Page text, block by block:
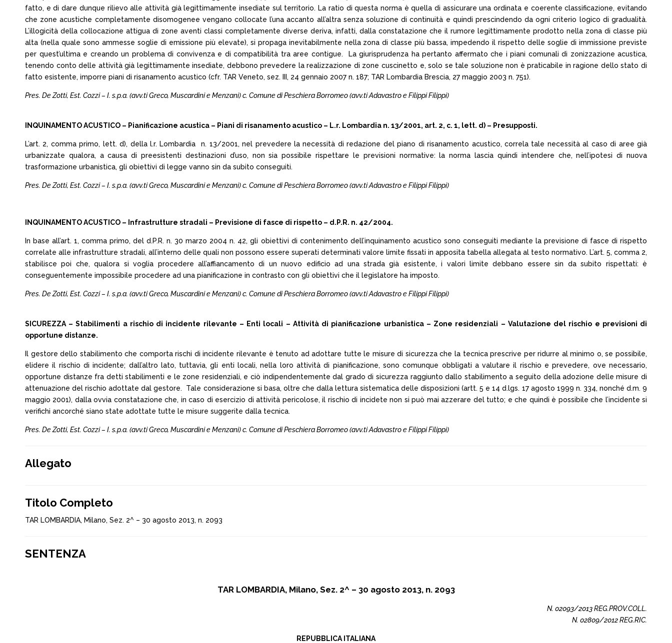
fatto, e di dare dunque rilievo alle attività già legittimamente insediate sul territorio. La ratio di questa norma è quella di assicurare una ordinata e coerente classificazione, evitando
che zone acustiche completamente disomogenee vengano collocate l’una accanto all’altra senza soluzione di continuità e quindi prescindendo da ogni criterio logico di gradualità.
L’illogicità della collocazione attigua di zone aventi classi completamente diverse deriva, infatti, dalla constatazione che il rumore legittimamente prodotto nella zona di classe più
alta (nella quale sono ammesse soglie di emissione più elevate), si propaga inevitabilmente nella zona di classe più bassa, impedendo il rispetto delle soglie di immissione previste
per quest’ultima e creando un problema di convivenza e di compatibilità tra aree contigue. La giurisprudenza ha pertanto affermato che i piani comunali di zonizzazione acustica,
tenendo conto delle attività già legittimamente insediate, debbono prevedere la realizzazione di zone cuscinetto e, solo se tale soluzione non è praticabile in ragione dello stato di
fatto esistente, imporre piani di risanamento acustico (cfr. TAR Veneto, sez. III, 24 gennaio 2007 n. 187; TAR Lombardia Brescia, 27 maggio 2003 n. 751).
Pres. De Zotti, Est. Cozzi – I. s.p.a. (avv.ti Greco, Muscardini e Menzani) c. Comune di Peschiera Borromeo (avv.ti Adavastro e Filippi Filippi)
INQUINAMENTO ACUSTICO – Pianificazione acustica – Piani di risanamento acustico – L.r. Lombardia n. 13/2001, art. 2, c. 1, lett. d) – Presupposti.
L’art. 2, comma primo, lett. d), della l.r. Lombardia n. 13/2001, nel prevedere la necessità di redazione del piano di risanamento acustico, correla tale necessità al caso di aree già
urbanizzate qualora, a causa di preesistenti destinazioni d’uso, non sia possibile rispettare le previsioni normative: la norma lascia quindi intendere che, nell’ipotesi di nuova
trasformazione urbanistica, gli obiettivi di legge vanno sin da subito conseguiti.
Pres. De Zotti, Est. Cozzi – I. s.p.a. (avv.ti Greco, Muscardini e Menzani) c. Comune di Peschiera Borromeo (avv.ti Adavastro e Filippi Filippi)
INQUINAMENTO ACUSTICO – Infrastrutture stradali – Previsione di fasce di rispetto – d.P.R. n. 42/2004.
In base all’art. 1, comma primo, del d.P.R. n. 30 marzo 2004 n. 42, gli obiettivi di contenimento dell’inquinamento acustico sono conseguiti mediante la previsione di fasce di rispetto
correlate alle infrastrutture stradali, all’interno delle quali non possono essere superati determinati valore limite fissati in apposita tabella allegata al testo normativo. L’art. 5, comma 2,
stabilisce poi che, qualora si voglia procedere all’affiancamento di un nuovo edificio ad una strada già esistente, i valori limite debbano essere sin da subito rispettati: è
conseguentemente impossibile procedere ad una pianificazione in contrasto con gli obiettivi che il legislatore ha imposto.
Pres. De Zotti, Est. Cozzi – I. s.p.a. (avv.ti Greco, Muscardini e Menzani) c. Comune di Peschiera Borromeo (avv.ti Adavastro e Filippi Filippi)
SICUREZZA – Stabilimenti a rischio di incidente rilevante – Enti locali – Attività di pianificazione urbanistica – Zone residenziali – Valutazione del rischio e previsioni di
opportune distanze.
Il gestore dello stabilimento che comporta rischi di incidente rilevante è tenuto ad adottare tutte le misure di sicurezza che la tecnica prescrive per ridurre al minimo o, se possibile,
elidere il rischio di incidente; dall’altro lato, tuttavia, gli enti locali, nella loro attività di pianificazione, sono comunque obbligati a valutare il rischio e prevedere, ove necessario,
opportune distanze fra detti stabilimenti e le zone residenziali, e ciò indipendentemente dal grado di sicurezza raggiunto dallo stabilimento a seguito della adozione delle misure di
attenuazione del rischio adottate dal gestore. Tale considerazione si basa, oltre che dalla lettura sistematica delle disposizioni (artt. 5 e 14 d.lgs. 17 agosto 1999 n. 334, nonché d.m. 9
maggio 2001), dalla ovvia constatazione che, in caso di esercizio di attività pericolose, il rischio di incidete non si può mai azzerare del tutto; e che quindi è possibile che l’incidente si
verifichi ancorché siano state adottate tutte le misure suggerite dalla tecnica.
Pres. De Zotti, Est. Cozzi – I. s.p.a. (avv.ti Greco, Muscardini e Menzani) c. Comune di Peschiera Borromeo (avv.ti Adavastro e Filippi Filippi)
Allegato
Titolo Completo
TAR LOMBARDIA, Milano, Sez. 2^ – 30 agosto 2013, n. 2093
SENTENZA
TAR LOMBARDIA, Milano, Sez. 2^ – 30 agosto 2013, n. 2093
N. 02093/2013 REG.PROV.COLL.
N. 02809/2012 REG.RIC.
REPUBBLICA ITALIANA